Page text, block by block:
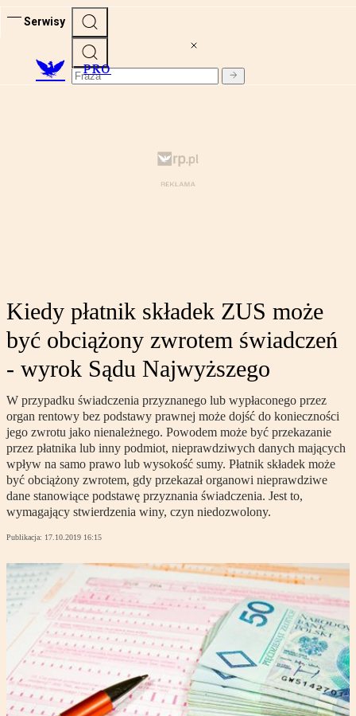
Serwisy
PRO
Kiedy płatnik składek ZUS może
być obciążony zwrotem świadczeń
- wyrok Sądu Najwyższego
W przypadku świadczenia przyznanego lub wypłaconego przez
organ rentowy bez podstawy prawnej może dojść do konieczności
jego zwrotu jako nienależnego. Powodem może być przekazanie
przez płatnika lub inny podmiot, nieprawdziwych danych mających
wpływ na samo prawo lub wysokość sumy. Płatnik składek może
być obciążony zwrotem, gdy przekazał organowi nieprawdziwe
dane stanowiące podstawę przyznania świadczenia. Jest to,
wymagający stwierdzenia winy, czyn niedozwolony.
Publikacja: 17.10.2019 16:15